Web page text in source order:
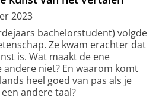
2023
bachelorstudent) volgde
Ze kwam erachter dat
is. Wat maakt de ene
niet? En waarom komt
heel goed van pas als je
andere taal?